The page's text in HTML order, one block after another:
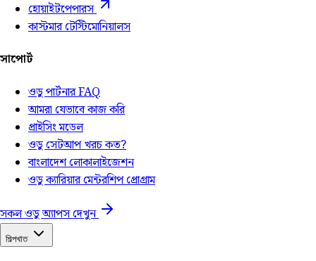
হোয়াইটপেপারস
কাস্টমার টেস্টিমোনিয়ালস
সাপোর্ট
ওডু পার্টনার FAQ
আমরা যেভাবে কাজ করি
প্রাইসিং মডেল
ওডু সেটআপ খরচ কত?
বাংলাদেশ লোকালাইজেশন
ওডু ক্যারিয়ার মেন্টরশিপ প্রোগ্রাম
সকল ওডু অ্যাপস দেখুন
শিল্পখাত